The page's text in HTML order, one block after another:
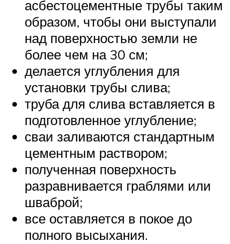
асбестоцементные трубы таким
образом, чтобы они выступали
над поверхностью земли не
более чем на 30 см;
делается углубления для
установки трубы слива;
труба для слива вставляется в
подготовленное углубление;
сваи заливаются стандартным
цементным раствором;
полученная поверхность
разравнивается граблями или
шваброй;
все оставляется в покое до
полного высыхания.